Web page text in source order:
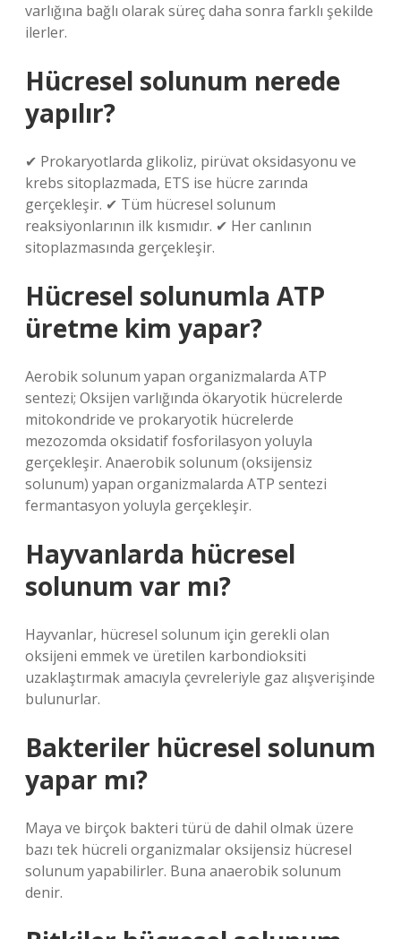
varlığına bağlı olarak süreç daha sonra farklı şekilde
ilerler.
Hücresel solunum nerede
yapılır?
✔ Prokaryotlarda glikoliz, pirüvat oksidasyonu ve
krebs sitoplazmada, ETS ise hücre zarında
gerçekleşir. ✔ Tüm hücresel solunum
reaksiyonlarının ilk kısmıdır. ✔ Her canlının
sitoplazmasında gerçekleşir.
Hücresel solunumla ATP
üretme kim yapar?
Aerobik solunum yapan organizmalarda ATP
sentezi; Oksijen varlığında ökaryotik hücrelerde
mitokondride ve prokaryotik hücrelerde
mezozomda oksidatif fosforilasyon yoluyla
gerçekleşir. Anaerobik solunum (oksijensiz
solunum) yapan organizmalarda ATP sentezi
fermantasyon yoluyla gerçekleşir.
Hayvanlarda hücresel
solunum var mı?
Hayvanlar, hücresel solunum için gerekli olan
oksijeni emmek ve üretilen karbondioksiti
uzaklaştırmak amacıyla çevreleriyle gaz alışverişinde
bulunurlar.
Bakteriler hücresel solunum
yapar mı?
Maya ve birçok bakteri türü de dahil olmak üzere
bazı tek hücreli organizmalar oksijensiz hücresel
solunum yapabilirler. Buna anaerobik solunum
denir.